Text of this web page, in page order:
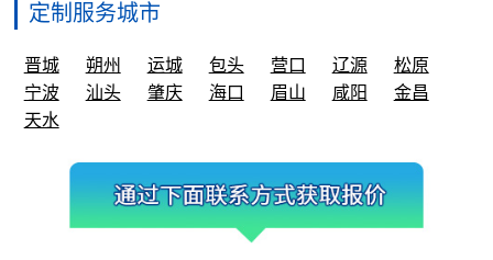
定制服务城市
晋城 朔州 运城 包头 营口 辽源
松原
宁波
汕头 肇庆 海口 眉山 咸阳
金昌
天水